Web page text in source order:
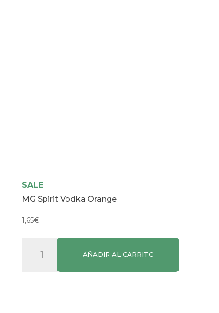
SALE
MG Spirit Vodka Orange
1,65€
Spirit
AÑADIR AL CARRITO